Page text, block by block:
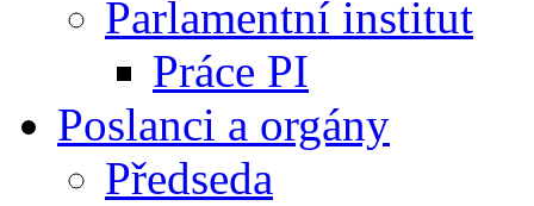
Parlamentní institut
Práce PI
Poslanci a orgány
Předseda